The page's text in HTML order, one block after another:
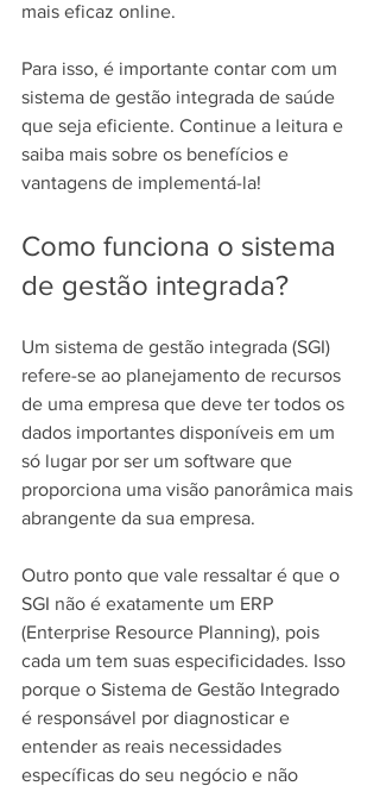
mais eficaz online.
Para isso, é importante contar com um
sistema de gestão integrada de saúde
que seja eficiente. Continue a leitura e
saiba mais sobre os benefícios e
vantagens de implementá-la!
Como funciona o sistema
de gestão integrada?
Um sistema de gestão integrada (SGI)
refere-se ao planejamento de recursos
de uma empresa que deve ter todos os
dados importantes disponíveis em um
só lugar por ser um software que
proporciona uma visão panorâmica mais
abrangente da sua empresa.
Outro ponto que vale ressaltar é que o
SGI não é exatamente um ERP
(Enterprise Resource Planning), pois
cada um tem suas especificidades. Isso
porque o Sistema de Gestão Integrado
é responsável por diagnosticar e
entender as reais necessidades
específicas do seu negócio e não